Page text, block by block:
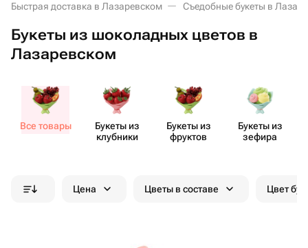
Быстрая доставка в Лазаревском Съедобные букеты в
Букеты из шоколадных цветов в
Лазаревском
Все товары
Букеты из
клубники
Букеты из
фруктов
Букеты из
зефира
Цена Цветы в составе Цвет